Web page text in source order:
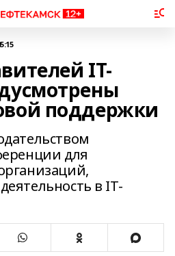
IТ-
поддержки
для
в IT-